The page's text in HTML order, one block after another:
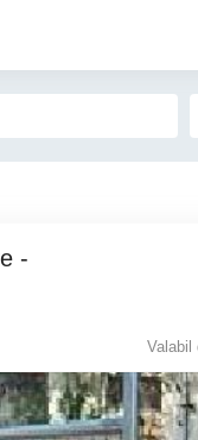
Valabil